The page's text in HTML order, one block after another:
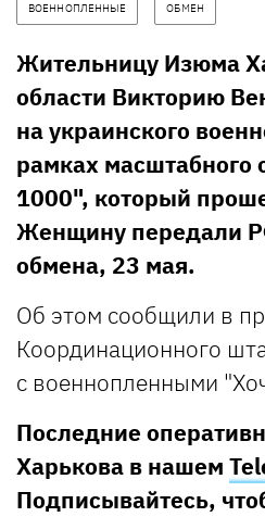
ВОЕННОПЛЕННЫЕ ОБМЕН
Жительницу Изюма
области Викторию
на украинского
рамках масштабного
1000", который
Женщину передали
обмена, 23 мая.
Об этом сообщили в
Координационного
с военнопленными
Последние
Харькова в нашем
Подписывайтесь,